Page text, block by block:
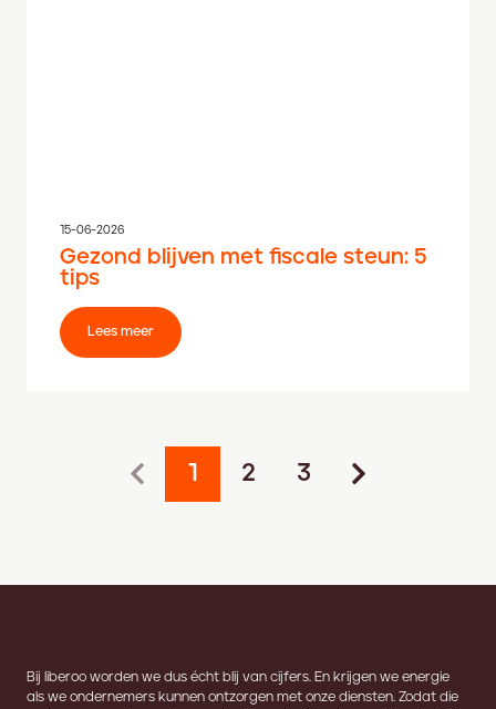
15-06-2026
Gezond blijven met fiscale steun: 5
tips
Lees meer
1 2 3
Bij liberoo worden we dus écht blij van cijfers. En krijgen we energie
als we ondernemers kunnen ontzorgen met onze diensten. Zodat die